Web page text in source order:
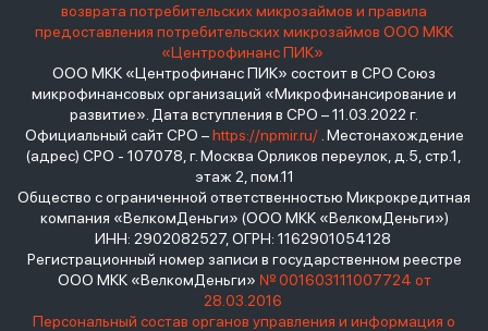
возврата потребительских микрозаймов и правила
предоставления потребительских микрозаймов ООО МКК
«Центрофинанс ПИК»
ООО МКК «Центрофинанс ПИК» состоит в СРО Союз
микрофинансовых организаций «Микрофинансирование и
развитие». Дата вступления в СРО – 11.03.2022 г.
Официальный сайт СРО –https://npmir.ru/. Местонахождение
(адрес) СРО - 107078, г. Москва Орликов переулок, д.5, стр.1,
этаж 2, пом.11
Общество с ограниченной ответственностью Микрокредитная
компания «ВелкомДеньги» (ООО МКК «ВелкомДеньги»)
ИНН: 2902082527, ОГРН: 1162901054128
Регистрационный номер записи в государственном реестре
ООО МКК «ВелкомДеньги» № 001603111007724 от
28.03.2016
Персональный состав органов управления и информация о